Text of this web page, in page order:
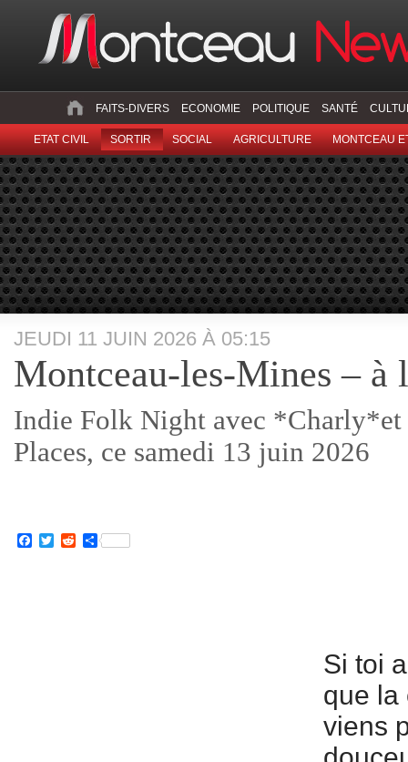
FAITS-DIVERS ECONOMIE POLITIQUE SANTÉ
ETAT CIVIL SORTIR SOCIAL AGRICULTURE MONTCEAU
JEUDI 11 JUIN 2026 À 05:15
Montceau-les-Mines – à
Indie Folk Night avec *Charly*et
Places, ce samedi 13 juin 2026
Facebook
TwitterRedditPartager
Si toi
que la
viens